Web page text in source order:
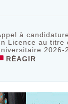
à
Licence au titre
2026-
RÉAGIR